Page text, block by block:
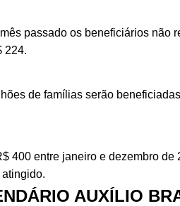
passado os beneficiários não
224.
de famílias serão
400 entre janeiro e dezembro de
AUXÍLIO